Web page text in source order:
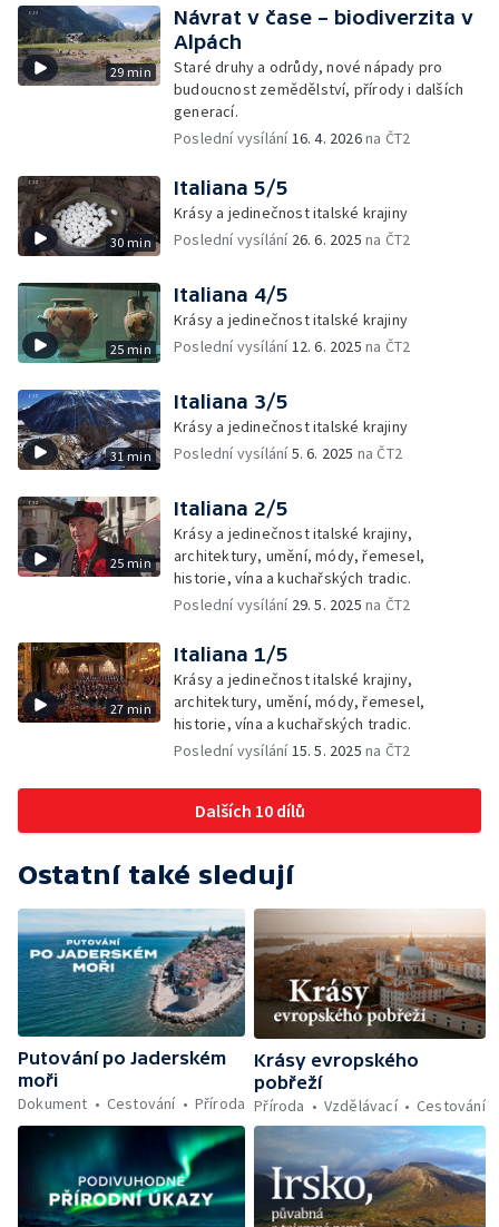
29 min
Návrat v čase – biodiverzita v
Alpách
Staré druhy a odrůdy, nové nápady pro
budoucnost zemědělství, přírody i dalších
generací.
Poslední vysílání16. 4. 2026na ČT2
30 min
Italiana 5/5
Krásy a jedinečnost italské krajiny
Poslední vysílání 26. 6. 2025 na ČT2
25 min
Italiana 4/5
Krásy a jedinečnost italské krajiny
Poslední vysílání12. 6. 2025 na ČT2
31 min
Italiana 3/5
Krásy a jedinečnost italské krajiny
Poslední vysílání5. 6. 2025 na ČT2
25 min
Italiana 2/5
Krásy a jedinečnost italské krajiny,
architektury, umění, módy, řemesel,
historie, vína a kuchařských tradic.
Poslední vysílání 29. 5. 2025 na ČT2
27 min
Italiana 1/5
Krásy a jedinečnost italské krajiny,
architektury, umění, módy, řemesel,
historie, vína a kuchařských tradic.
Poslední vysílání15. 5. 2025 na ČT2
Dalších 10 dílů
Ostatní také sledují
Putování po Jaderském
moři
Dokument
Cestování Příroda
Krásy evropského
pobřeží
Příroda
Vzdělávací Cestování